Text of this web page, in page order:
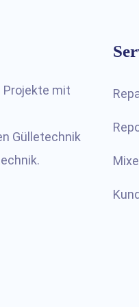
Projekte mit
Gülletechnik